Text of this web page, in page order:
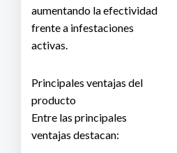
aumentando la efectividad
frente a infestaciones
activas.
Principales ventajas del
producto
Entre las principales
ventajas destacan: